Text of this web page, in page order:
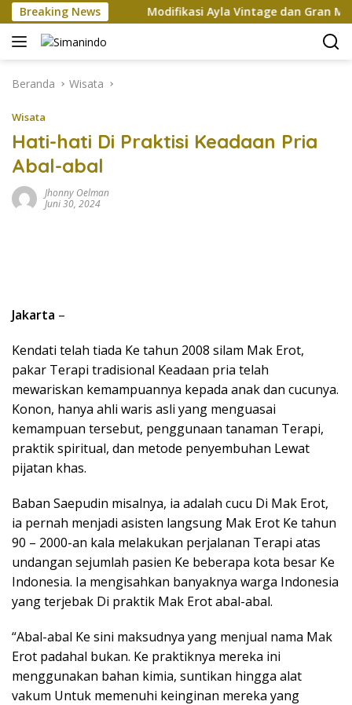
Langsung
ke
konten
Breaking News
Xi Jinping Modifikasi Ayla Vintage dan Gran Max
Beranda Wisata
Wisata
Hati-hati Di Praktisi Keadaan Pria
Abal-abal
Jhonny Oelman
Juni 30, 2024
Jakarta –
Kendati telah tiada Ke tahun 2008 silam Mak Erot,
pakar Terapi tradisional Keadaan pria telah
mewariskan kemampuannya kepada anak dan cucunya.
Konon, hanya ahli waris asli yang menguasai
kemampuan tersebut, penggunaan tanaman Terapi,
praktik spiritual, dan metode penyembuhan Lewat
pijatan khas.
Baban Saepudin misalnya, ia adalah cucu Di Mak Erot,
ia pernah menjadi asisten langsung Mak Erot Ke tahun
90 – 2000-an kala melakukan perjalanan Terapi atas
undangan sejumlah pasien Ke beberapa kota besar Ke
Indonesia. Ia mengisahkan banyaknya warga Indonesia
yang terjebak Di praktik Mak Erot abal-abal.
“Abal-abal Ke sini maksudnya yang menjual nama Mak
Erot padahal bukan. Ke praktiknya mereka ini
menggunakan bahan kimia, suntikan hingga alat
vakum Untuk memenuhi keinginan mereka yang